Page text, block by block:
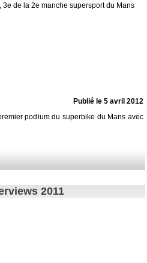
3e de la 2e manche supersport du Mans
Publié le 5 avril 2012
podium du superbike du Mans avec
2011